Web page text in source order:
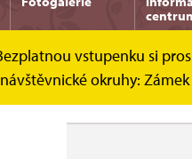
vstupenku si
okruhy: Zámek